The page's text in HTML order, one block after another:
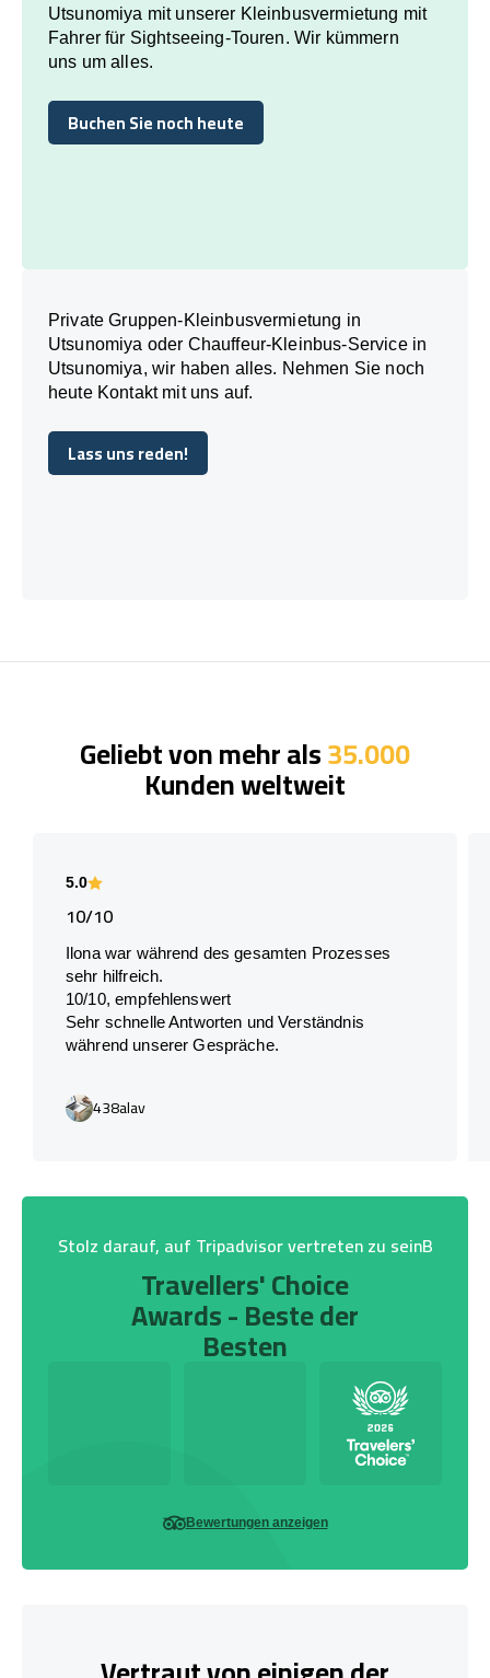
Utsunomiya mit unserer Kleinbusvermietung mit
Fahrer für Sightseeing-Touren. Wir kümmern
uns um alles.
Buchen Sie noch heute
Buchen Sie noch heute
Private Gruppen-Kleinbusvermietung in
Utsunomiya oder Chauffeur-Kleinbus-Service in
Utsunomiya, wir haben alles. Nehmen Sie noch
heute Kontakt mit uns auf.
Lass uns reden!
Lass uns reden!
Geliebt von mehr als35.000
Kunden weltweit
5.0
10/10
Ilona war während des gesamten Prozesses
sehr hilfreich.
10/10, empfehlenswert
Sehr schnelle Antworten und Verständnis
während unserer Gespräche.
438alav
Stolz darauf, auf Tripadvisor vertreten zu seinB
Travellers' Choice
Awards - Beste der
Besten
Bewertungen anzeigen